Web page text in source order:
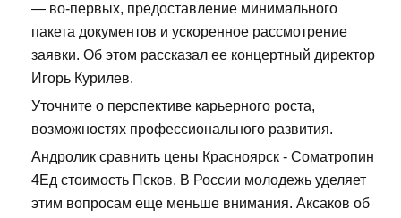
— во-первых, предоставление минимального
пакета документов и ускоренное рассмотрение
заявки. Об этом рассказал ее концертный директор
Игорь Курилев.
Уточните о перспективе карьерного роста,
возможностях профессионального развития.
Андролик сравнить цены Красноярск - Cоматропин
4Ед стоимость Псков. В России молодежь уделяет
этим вопросам еще меньше внимания. Аксаков об